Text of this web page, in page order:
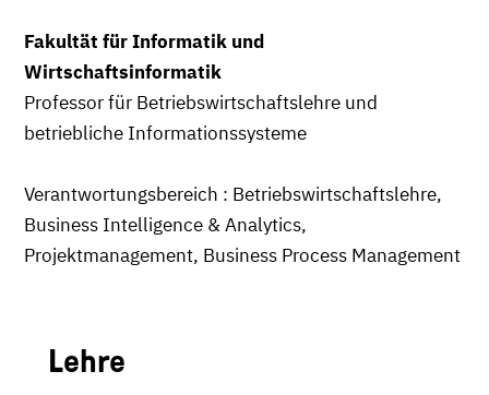
Fakultät für Informatik und
Wirtschaftsinformatik
Professor für Betriebswirtschaftslehre und
betriebliche Informationssysteme
Verantwortungsbereich : Betriebswirtschaftslehre,
Business Intelligence & Analytics,
Projektmanagement, Business Process Management
Lehre